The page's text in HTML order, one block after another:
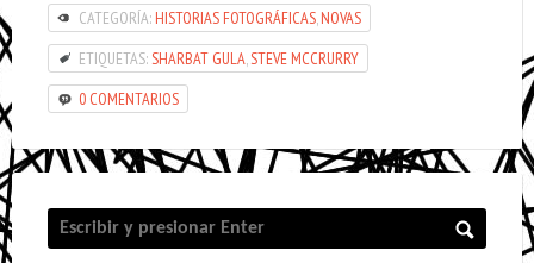
CATEGORÍA: HISTORIAS FOTOGRÁFICAS,NOVAS
ETIQUETAS:SHARBAT GULA,STEVE MCCRURRY
0 COMENTARIOS